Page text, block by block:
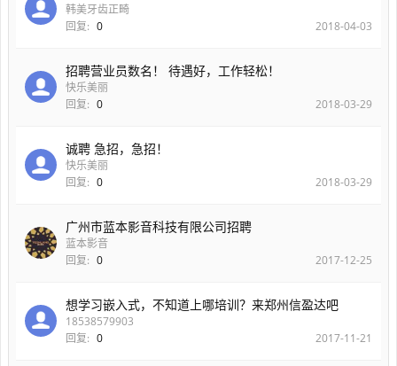
韩美牙齿正畸
回复: 0 2018-04-03
招聘营业员数名！ 待遇好，工作轻松！
快乐美丽
回复: 0 2018-03-29
诚聘 急招，急招！
快乐美丽
回复: 0 2018-03-29
广州市蓝本影音科技有限公司招聘
蓝本影音
回复: 0 2017-12-25
想学习嵌入式，不知道上哪培训？来郑州信盈达吧
18538579903
回复: 0 2017-11-21